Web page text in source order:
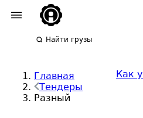
Найти грузы
Главная
Тендеры
Разный
Как